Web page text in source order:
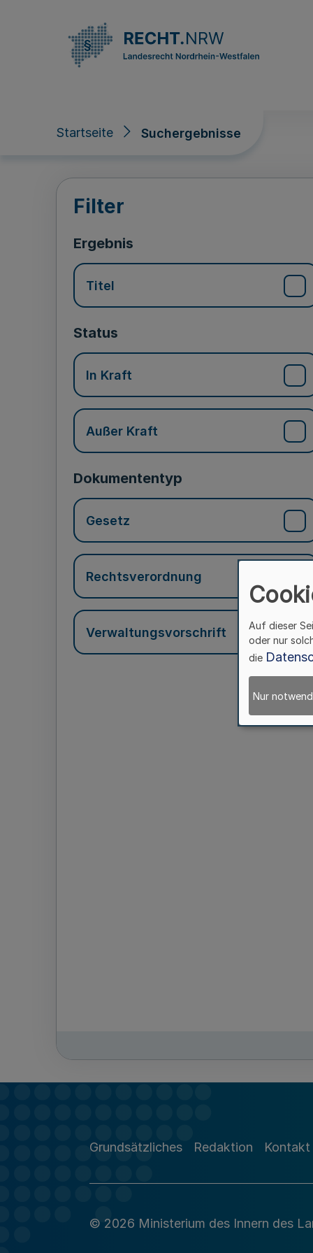
Startseite Suchergebnisse
Suchergebnisse
Filter
Ergebnis
Titel
Status
In Kraft
Außer Kraft
Dokumententyp
Gesetz
Rechtsverordnung
Verwaltungsvorschrift
Grundsätzliches Redaktion Kontakt
© 2026 Ministerium des Innern des
Auf dieser
oder nur
die
Nur